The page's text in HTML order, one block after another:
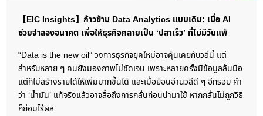
【EIC Insights】ก้าวข้าม Data Analytics แบบเดิม: เมื่อ AI
ช่วยจำลองอนาคต เพื่อให้ธุรกิจกลายเป็น ‘ปลาเร็ว’ ที่ไม่มีวันแพ้
“Data is the new oil” วงการธุรกิจยุคใหม่อาจคุ้นเคยกับวลีนี้ แต่
สำหรับหลาย ๆ คนยังมองภาพไม่ชัดเจน เพราะหลายครั้งมีข้อมูลล้นมือ
แต่ก็ไม่สร้างรายได้ให้เพิ่มมากขึ้นได้ และเมื่อย้อนอ่านวลีดี ๆ อีกรอบ คำ
ว่า ‘น้ำมัน’ แท้จริงแล้วอาจสื่อถึงการกลั่นก่อนนำมาใช้ หากกลั่นไม่ถูกวิธี
ก็ย่อมไร้ผล